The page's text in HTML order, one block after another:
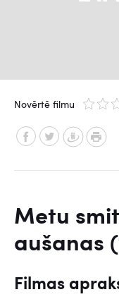
Novērtē filmu
Metu
aušanas
Filmas